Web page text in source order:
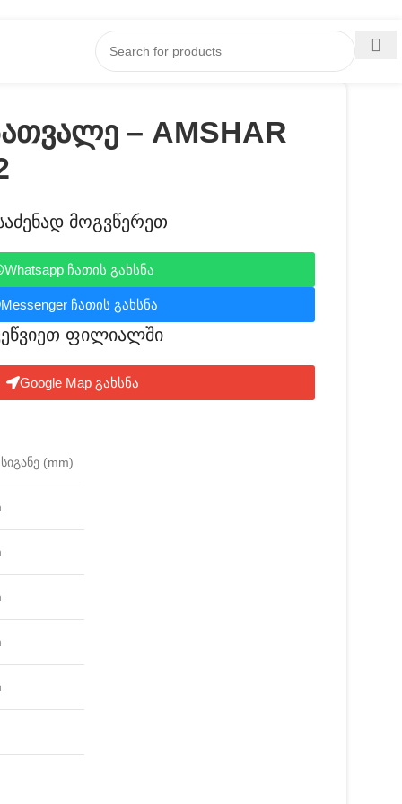
– AMSHAR
მოგვწერეთ
Whatsapp ჩათის გახსნა
Messenger ჩათის გახსნა
ფილიალში​
Google Map გახსნა
(mm)